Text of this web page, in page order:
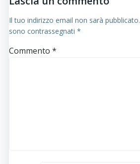
Il tuo indirizzo email non sarà pubblicato.
sono contrassegnati *
Commento *